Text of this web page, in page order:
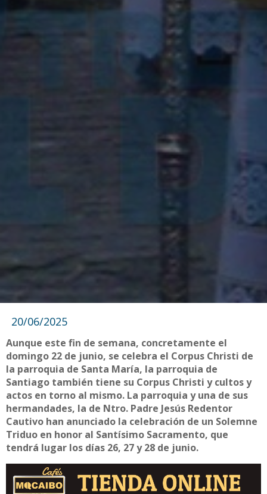
20/06/2025
Aunque este fin de semana, concretamente el
domingo 22 de junio, se celebra el Corpus Christi de
la parroquia de Santa María, la parroquia de
Santiago también tiene su Corpus Christi y cultos y
actos en torno al mismo. La parroquia y una de sus
hermandades, la de Ntro. Padre Jesús Redentor
Cautivo han anunciado la celebración de un Solemne
Triduo en honor al Santísimo Sacramento, que
tendrá lugar los días 26, 27 y 28 de junio.